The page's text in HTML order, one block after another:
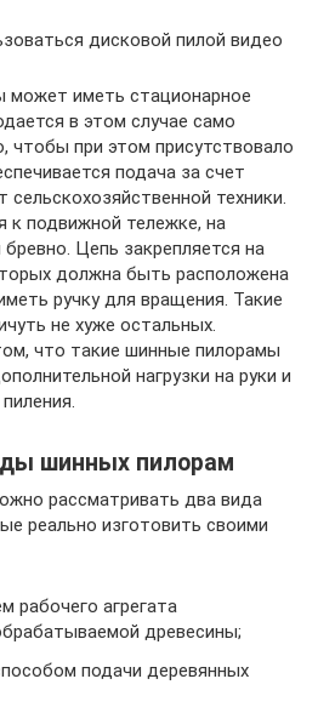
дисковой пилой видео
может иметь стационарное
в этом случае само
чтобы при этом присутствовало
подача за счет
техники.
к подвижной тележке, на
Цепь закрепляется на
должна быть расположена
ручку для вращения. Такие
не хуже остальных.
что такие шинные пилорамы
нагрузки на руки и
шинных пилорам
рассматривать два вида
реально изготовить своими
рабочего агрегата
древесины;
подачи деревянных